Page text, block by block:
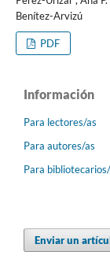
Benítez-Arvizú
PDF
Información
Para lectores/as
Para autores/as
Para
Enviar un